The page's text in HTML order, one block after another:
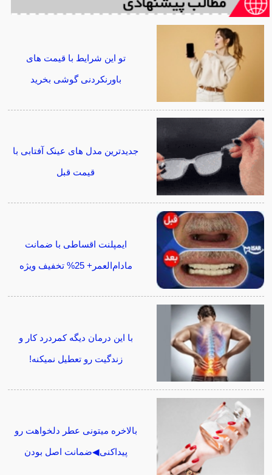
تو این شرایط با قیمت های
باورنکردنی گوشی بخرید
جدیدترین مدل های عینک آفتابی با
قیمت قبل
ایمپلنت اقساطی با ضمانت
مادام‌العمر+ 25% تخفیف ویژه
با این درمان دیگه کمردرد کار و
زندگیت رو تعطیل نمیکنه!
بالاخره میتونی عطر دلخواهت رو
پیداکنی◀ضمانت اصل بودن